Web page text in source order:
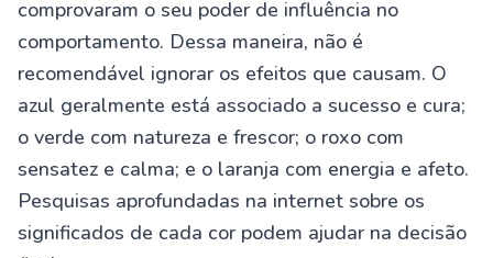
comprovaram o seu poder de influência no
comportamento. Dessa maneira, não é
recomendável ignorar os efeitos que causam. O
azul geralmente está associado a sucesso e cura;
o verde com natureza e frescor; o roxo com
sensatez e calma; e o laranja com energia e afeto.
Pesquisas aprofundadas na internet sobre os
significados de cada cor podem ajudar na decisão